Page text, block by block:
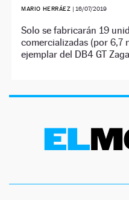
MARIO HERRÁEZ | 16/07/2019
Solo se fabricarán 19
comercializadas (por 6,7
ejemplar del DB4 GT